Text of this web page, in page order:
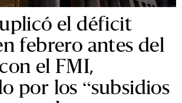
el déficit
febrero antes del
el FMI,
por los “subsidios